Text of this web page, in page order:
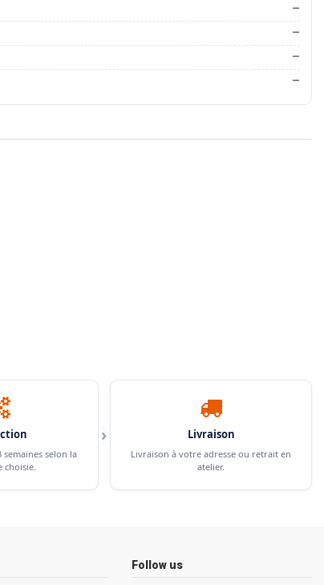
—
—
—
—
semaines selon la
choisie.
› Livraison
Livraison à votre adresse ou retrait en
atelier.
Follow us